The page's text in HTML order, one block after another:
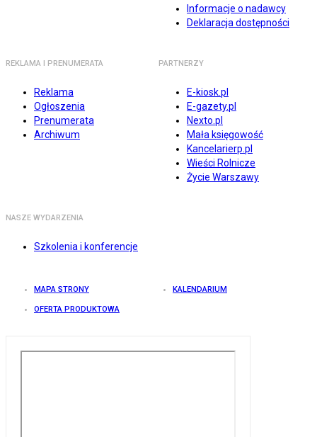
Informacje o nadawcy
Deklaracja dostępności
REKLAMA I PRENUMERATA
Reklama
Ogłoszenia
Prenumerata
Archiwum
PARTNERZY
E-kiosk.pl
E-gazety.pl
Nexto.pl
Mała księgowość
Kancelarierp.pl
Wieści Rolnicze
Życie Warszawy
NASZE WYDARZENIA
Szkolenia i konferencje
MAPA STRONY KALENDARIUM
OFERTA PRODUKTOWA